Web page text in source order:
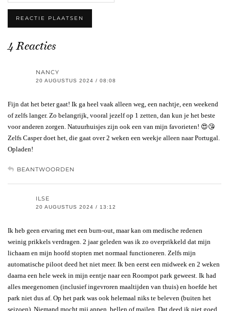
4 Reacties
NANCY
20 AUGUSTUS 2024 / 08:08
Fijn dat het beter gaat! Ik ga heel vaak alleen weg, een nachtje, een weekend
of zelfs langer. Zo belangrijk, vooral jezelf op 1 zetten, dan kun je het beste
voor anderen zorgen. Natuurhuisjes zijn ook een van mijn favorieten! 😍😘
Zelfs Casper doet het, die gaat over 2 weken een weekje alleen naar Portugal.
Opladen!
BEANTWOORDEN
ILSE
20 AUGUSTUS 2024 / 13:12
Ik heb geen ervaring met een burn-out, maar kan om medische redenen
weinig prikkels verdragen. 2 jaar geleden was ik zo overprikkeld dat mijn
lichaam en mijn hoofd stopten met normaal functioneren. Zelfs mijn
automatische piloot deed het niet meer. Ik ben eerst een midweek en 2 weken
daarna een hele week in mijn eentje naar een Roompot park geweest. Ik had
alles meegenomen (inclusief ingevroren maaltijden van thuis) en hoefde het
park niet dus af. Op het park was ook helemaal niks te beleven (buiten het
seizoen). Niemand mocht mij appen, bellen of mailen. Dat deed ik niet goed